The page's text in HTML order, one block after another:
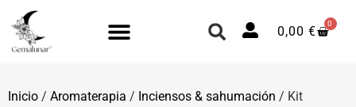
0,00 €
0
Inicio / Aromaterapia / Inciensos & sahumación / Kit